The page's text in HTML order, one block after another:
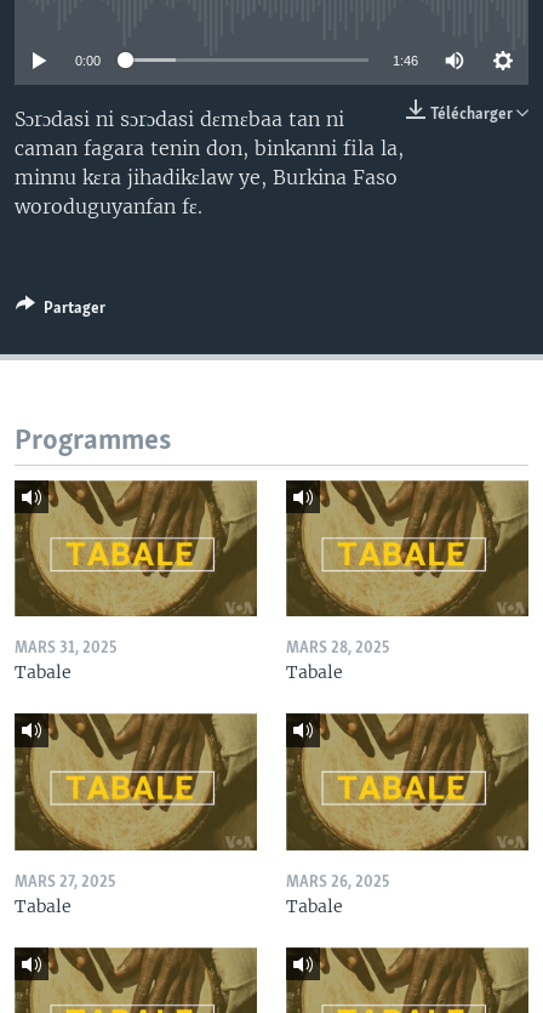
0:00 1:46
Télécharger
Sɔrɔdasi ni sɔrɔdasi dɛmɛbaa tan ni
caman fagara tenin don, binkanni fila la,
minnu kɛra jihadikɛlaw ye, Burkina Faso
woroduguyanfan fɛ.
Partager
Programmes
MARS 31, 2025
Tabale
MARS 28, 2025
Tabale
MARS 27, 2025
Tabale
MARS 26, 2025
Tabale